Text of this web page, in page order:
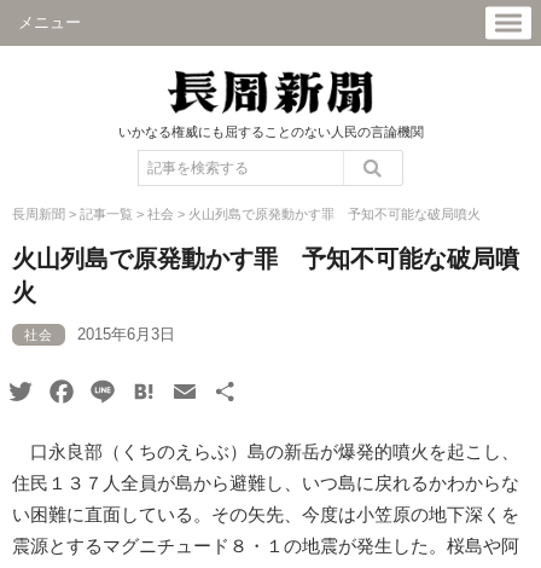
メニュー
いかなる権威にも屈することのない人民の言論機関
長周新聞 > 記事一覧 > 社会 > 火山列島で原発動かす罪 予知不可能な破局噴火
火山列島で原発動かす罪 予知不可能な破局噴
火
社会 2015年6月3日
TwitterFacebook
Line HatenaEmail
口永良部（くちのえらぶ）島の新岳が爆発的噴火を起こし、
住民１３７人全員が島から避難し、いつ島に戻れるかわからな
い困難に直面している。その矢先、今度は小笠原の地下深くを
震源とするマグニチュード８・１の地震が発生した。桜島や阿